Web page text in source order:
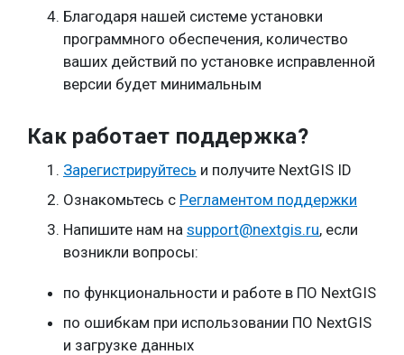
Благодаря нашей системе установки
программного обеспечения, количество
ваших действий по установке исправленной
версии будет минимальным
Как работает поддержка?
Зарегистрируйтесь и получите NextGIS ID
Ознакомьтесь с Регламентом поддержки
Напишите нам на support@nextgis.ru, если
возникли вопросы:
по функциональности и работе в ПО NextGIS
по ошибкам при использовании ПО NextGIS
и загрузке данных